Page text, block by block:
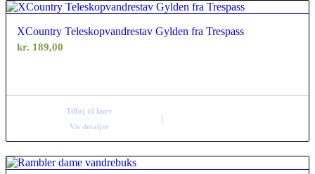
XCountry Teleskopvandrestav Gylden fra Trespass
kr. 189,00
Tilføj til kurv
Vis detaljer